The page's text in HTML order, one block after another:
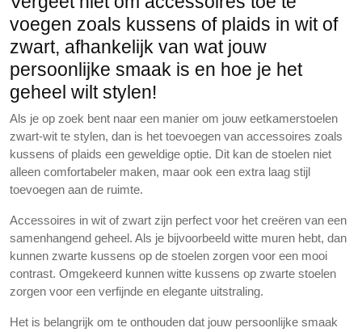
voegen zoals kussens of plaids in wit of
zwart, afhankelijk van wat jouw
persoonlijke smaak is en hoe je het
geheel wilt stylen!
Als je op zoek bent naar een manier om jouw eetkamerstoelen
zwart-wit te stylen, dan is het toevoegen van accessoires zoals
kussens of plaids een geweldige optie. Dit kan de stoelen niet
alleen comfortabeler maken, maar ook een extra laag stijl
toevoegen aan de ruimte.
Accessoires in wit of zwart zijn perfect voor het creëren van een
samenhangend geheel. Als je bijvoorbeeld witte muren hebt, dan
kunnen zwarte kussens op de stoelen zorgen voor een mooi
contrast. Omgekeerd kunnen witte kussens op zwarte stoelen
zorgen voor een verfijnde en elegante uitstraling.
Het is belangrijk om te onthouden dat jouw persoonlijke smaak